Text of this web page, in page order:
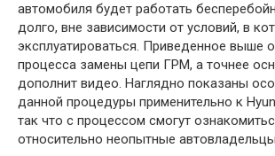
автомобиля будет работать
долго, вне зависимости от условий, в
эксплуатироваться. Приведенное выше
процесса замены цепи ГРМ, а точнее
дополнит видео. Наглядно показаны
данной процедуры применительно к
так что с процессом смогут
относительно неопытные